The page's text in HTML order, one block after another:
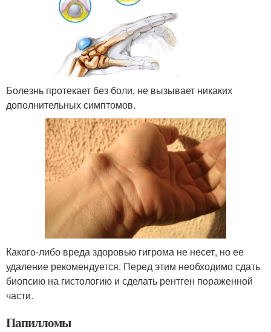
Болезнь протекает без боли, не вызывает никаких
дополнительных симптомов.
Какого-либо вреда здоровью гигрома не несет, но ее
удаление рекомендуется. Перед этим необходимо сдать
биопсию на гистологию и сделать рентген пораженной
части.
Папилломы